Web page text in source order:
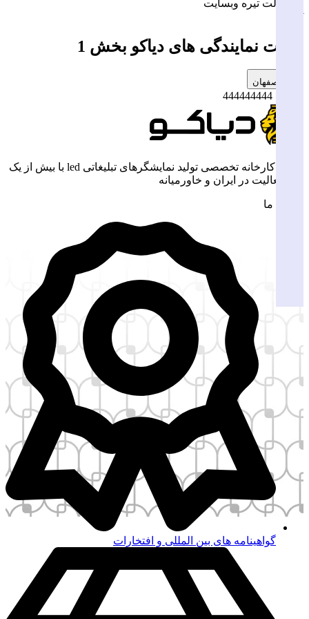
وبسایت
های دیاکو بخش 1
دیاکو، کارخانه تخصصی تولید نمایشگرهای تبلیغاتی led با بیش از یک
در ایران و خاورمیانه
های بین المللی و افتخارات